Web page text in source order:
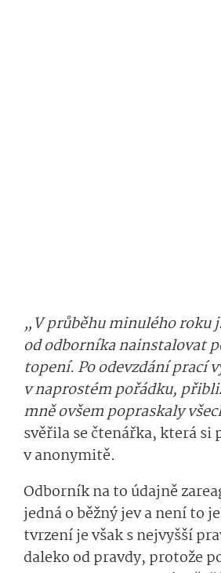
„V průběhu minulého roku
od odborníka nainstalovat
topení. Po odevzdání prací
v naprostém pořádku,
mně ovšem popraskaly
svěřila se čtenářka, která si
v anonymitě.
Odborník na to údajně
jedná o běžný jev a není to
tvrzení je však s nejvyšší
daleko od pravdy, protože